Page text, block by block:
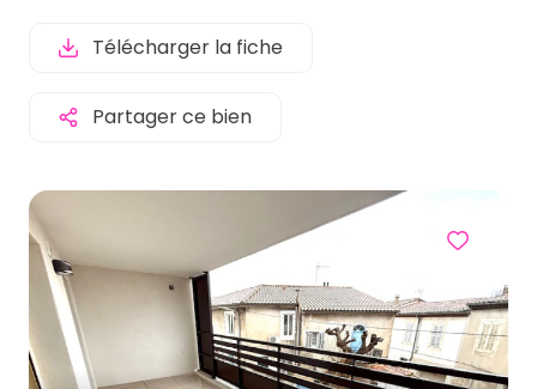
ALERTE
E-MAIL
NOUS
Télécharger la fiche
Partager ce bien